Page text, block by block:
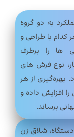
به دو گروه
با طراحی و
ها را برطرف
نوع فرش‌ های
بهره‌گیری از هر
را افزایش داده و
برساند.
شلاق‌ زن